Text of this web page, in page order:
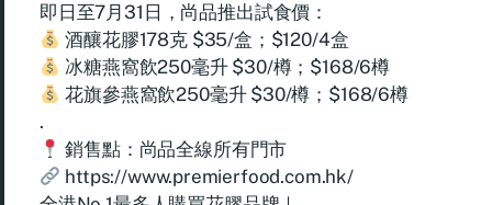
即日至7月31日，尚品推出試食價：
酒釀花膠178克 $35/盒；$120/4盒
冰糖燕窩飲250毫升 $30/樽；$168/6樽
花旗參燕窩飲250毫升 $30/樽；$168/6樽
.
銷售點：尚品全線所有門市
https://www.premierfood.com.hk/